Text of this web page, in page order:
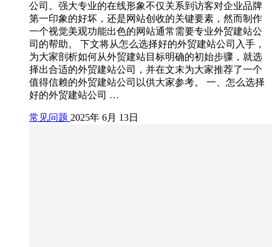
公司。强大专业的在线形象不仅关系到访客对企业品牌
第一印象的好坏，还是网站创收的关键要素，然而制作
一个视觉美观功能出色的网站通常需要专业外贸建站公
司的帮助。 下文将从怎么选择好的外贸建站公司入手，
为大家剖析如何从外贸建站目标明确的初始步骤，就选
择出合适的外贸建站公司，并在文末为大家推荐了一个
值得信赖的外贸建站公司以供大家参考。 一、怎么选择
好的外贸建站公司 …
常见问题 2025年 6月 13日